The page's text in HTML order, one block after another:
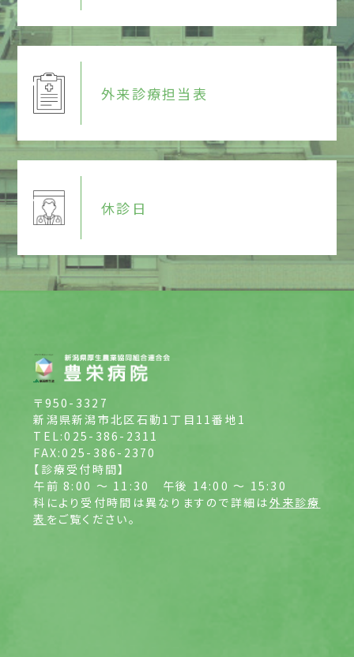
外来診療担当表
休診日
〒950-3327
新潟県新潟市北区石動1丁目11番地1
TEL:025-386-2311
FAX:025-386-2370
【診療受付時間】
午前 8:00 ～ 11:30 午後 14:00 ～ 15:30
科により受付時間は異なりますので詳細は外来診療
表 をご覧ください。